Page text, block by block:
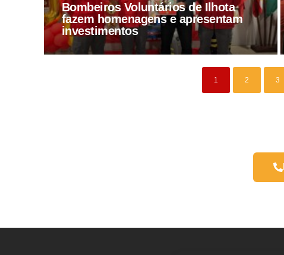
Bombeiros Voluntários de Ilhota
fazem homenagens e apresentam
investimentos
1 2 3